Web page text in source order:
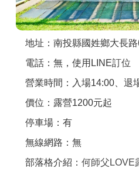
地址：南投縣國姓鄉大長
電話：無，使用LINE訂位
營業時間：入場14:00、退
價位：露營1200元起
停車場：有
無線網路：無
部落格介紹： 何師父LOVE